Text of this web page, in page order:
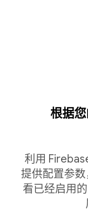
根据
利用
提供配置参
看已经启用